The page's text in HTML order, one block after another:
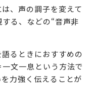
、声の調子を変えて
る、などの“音声非
るときにおすすめの
文一息という方法で
力強く伝えることが